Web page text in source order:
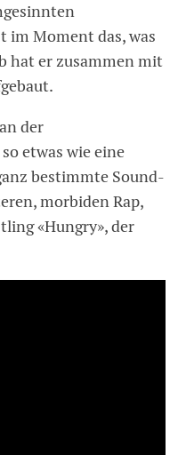
im Moment das, was
hat er zusammen mit
der
etwas wie eine
bestimmte Sound-
morbiden Rap,
«Hungry», der